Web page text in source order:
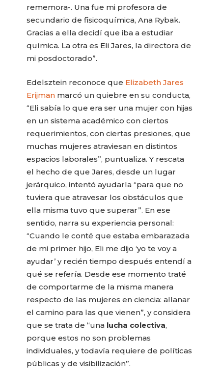
rememora-. Una fue mi profesora de
secundario de fisicoquímica, Ana Rybak.
Gracias a ella decidí que iba a estudiar
química. La otra es Eli Jares, la directora de
mi posdoctorado”.
Edelsztein reconoce que Elizabeth Jares
Erijman marcó un quiebre en su conducta,
“Eli sabía lo que era ser una mujer con hijas
en un sistema académico con ciertos
requerimientos, con ciertas presiones, que
muchas mujeres atraviesan en distintos
espacios laborales”, puntualiza. Y rescata
el hecho de que Jares, desde un lugar
jerárquico, intentó ayudarla “para que no
tuviera que atravesar los obstáculos que
ella misma tuvo que superar”. En ese
sentido, narra su experiencia personal:
“Cuando le conté que estaba embarazada
de mi primer hijo, Eli me dijo ‘yo te voy a
ayudar’ y recién tiempo después entendí a
qué se refería. Desde ese momento traté
de comportarme de la misma manera
respecto de las mujeres en ciencia: allanar
el camino para las que vienen”, y considera
que se trata de “una lucha colectiva,
porque estos no son problemas
individuales, y todavía requiere de políticas
públicas y de visibilización”.